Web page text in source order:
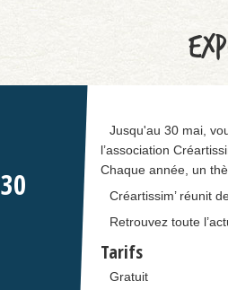
30
Jusqu'au 30 mai,
l’association
Chaque année, un
Créartissim’ réunit
Retrouvez toute
Tarifs
Gratuit